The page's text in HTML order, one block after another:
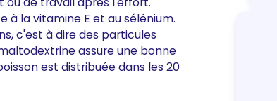
à la vitamine E et au sélénium.
c'est à dire des particules
assure une bonne
est distribuée dans les 20